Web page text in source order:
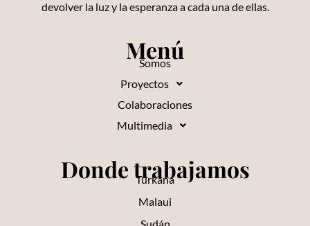
devolver la luz y la esperanza a cada una de ellas.
Menú
Somos
Proyectos
Colaboraciones
Multimedia
Donde trabajamos
Turkana
Malaui